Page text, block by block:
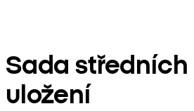
Sada středních
uložení